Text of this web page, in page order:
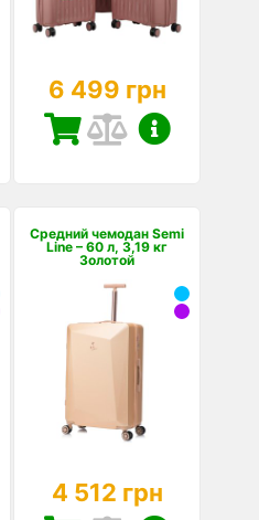
6 499 грн
Средний чемодан Semi
Line – 60 л, 3,19 кг
Золотой
4 512 грн